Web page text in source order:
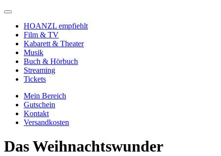
HOANZL empfiehlt
Film & TV
Kabarett & Theater
Musik
Buch & Hörbuch
Streaming
Tickets
Mein Bereich
Gutschein
Kontakt
Versandkosten
Das Weihnachtswunder